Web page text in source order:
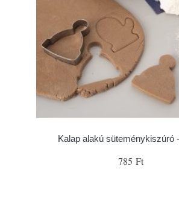
Kalap alakú süteménykiszúró
785 Ft